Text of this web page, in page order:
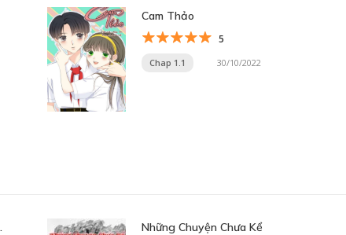
Cam Thảo
5
Chap 1.1 30/10/2022
Những Chuyện Chưa Kể